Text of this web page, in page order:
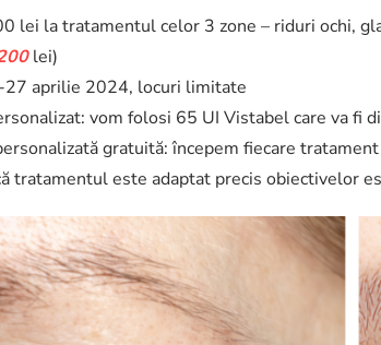
lei la tratamentul celor 3 zone – riduri ochi,
lei)
27 aprilie 2024, locuri limitate
vom folosi 65 UI Vistabel care va fi
gratuită: începem fiecare
tratamentul este adaptat precis obiectivelor